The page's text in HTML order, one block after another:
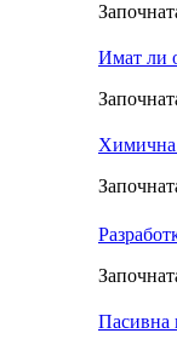
Имат ли
Химична
Пасивна